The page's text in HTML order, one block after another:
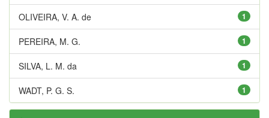
1
OLIVEIRA, V. A. de
1
PEREIRA, M. G.
1
SILVA, L. M. da
1
WADT, P. G. S.